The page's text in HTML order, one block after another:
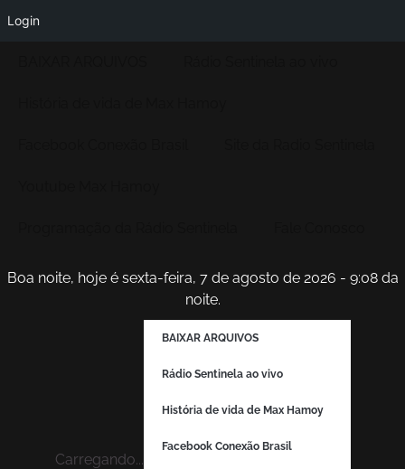
Boa noite, hoje é sexta-feira, 7 de agosto de 2026 - 9:08 da
noite.
Carregando...
BAIXAR ARQUIVOS
Rádio Sentinela ao vivo
História de vida de Max Hamoy
Facebook Conexão Brasil
Login